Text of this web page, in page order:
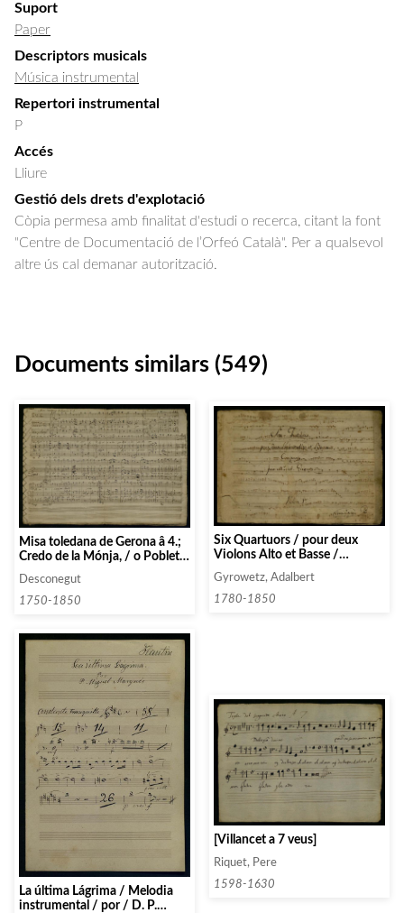
Suport
Paper
Descriptors musicals
Música instrumental
Repertori instrumental
P
Accés
Lliure
Gestió dels drets d'explotació
Còpia permesa amb finalitat d'estudi o recerca, citant la font
"Centre de Documentació de l’Orfeó Català". Per a qualsevol
altre ús cal demanar autorització.
Documents similars (549)
Misa toledana de Gerona â 4.;
Credo de la Mónja, / o Pobleta
Desconegut
1750-1850
Six Quartuors / pour deux
Violons Alto et Basse /
Gyrowetz, Adalbert
1780-1850
La última Lágrima / Melodia
instrumental / por / D. P.
[Villancet a 7 veus]
Riquet, Pere
1598-1630